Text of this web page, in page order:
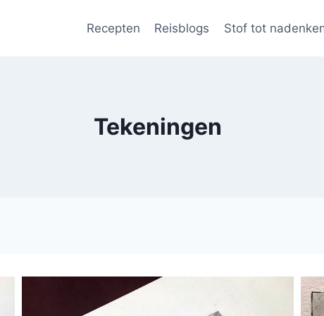
Recepten Reisblogs Stof tot
Tekeningen